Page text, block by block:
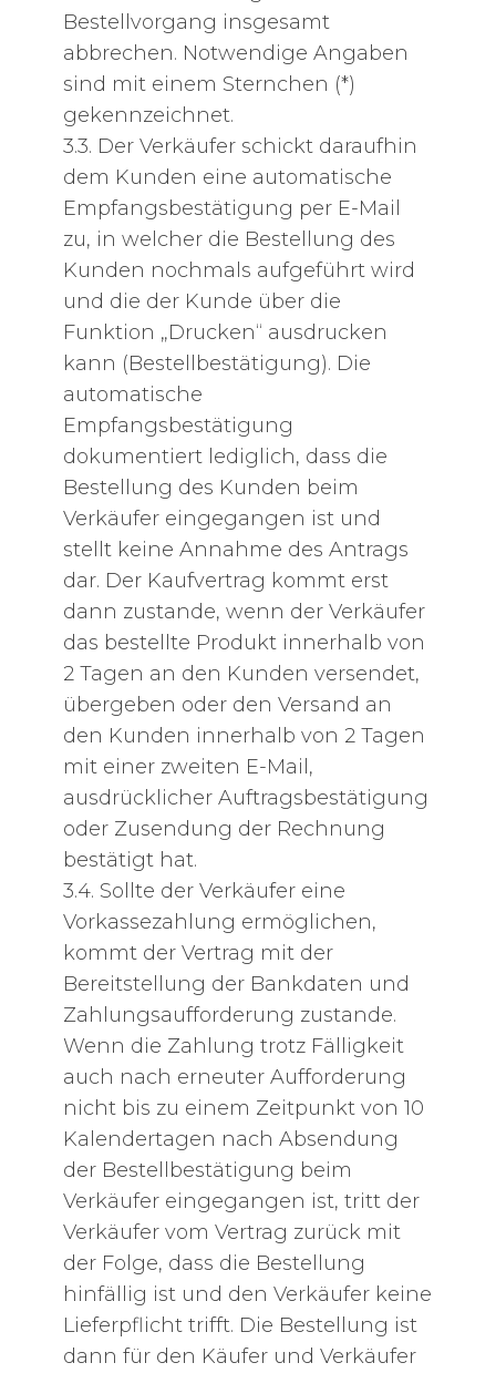
Bestellvorgang insgesamt
abbrechen. Notwendige Angaben
sind mit einem Sternchen (*)
gekennzeichnet.
3.3. Der Verkäufer schickt daraufhin
dem Kunden eine automatische
Empfangsbestätigung per E-Mail
zu, in welcher die Bestellung des
Kunden nochmals aufgeführt wird
und die der Kunde über die
Funktion „Drucken“ ausdrucken
kann (Bestellbestätigung). Die
automatische
Empfangsbestätigung
dokumentiert lediglich, dass die
Bestellung des Kunden beim
Verkäufer eingegangen ist und
stellt keine Annahme des Antrags
dar. Der Kaufvertrag kommt erst
dann zustande, wenn der Verkäufer
das bestellte Produkt innerhalb von
2 Tagen an den Kunden versendet,
übergeben oder den Versand an
den Kunden innerhalb von 2 Tagen
mit einer zweiten E-Mail,
ausdrücklicher Auftragsbestätigung
oder Zusendung der Rechnung
bestätigt hat.
3.4. Sollte der Verkäufer eine
Vorkassezahlung ermöglichen,
kommt der Vertrag mit der
Bereitstellung der Bankdaten und
Zahlungsaufforderung zustande.
Wenn die Zahlung trotz Fälligkeit
auch nach erneuter Aufforderung
nicht bis zu einem Zeitpunkt von 10
Kalendertagen nach Absendung
der Bestellbestätigung beim
Verkäufer eingegangen ist, tritt der
Verkäufer vom Vertrag zurück mit
der Folge, dass die Bestellung
hinfällig ist und den Verkäufer keine
Lieferpflicht trifft. Die Bestellung ist
dann für den Käufer und Verkäufer